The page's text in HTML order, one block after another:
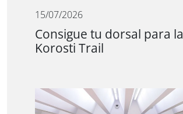
15/07/2026
Consigue tu dorsal para la
Korosti Trail